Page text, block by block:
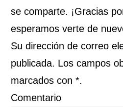
se comparte. ¡Gracias
esperamos verte de
Su dirección de correo
publicada. Los campos
marcados con *.
Comentario